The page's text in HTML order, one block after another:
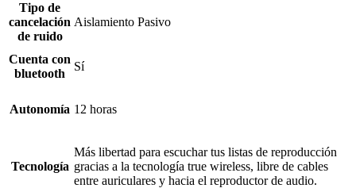
Tipo de
cancelación
de ruido
Aislamiento Pasivo
Cuenta con
bluetooth
Sí
Autonomía 12 horas
Tecnología
Más libertad para escuchar tus listas de reproducción
gracias a la tecnología true wireless, libre de cables
entre auriculares y hacia el reproductor de audio.